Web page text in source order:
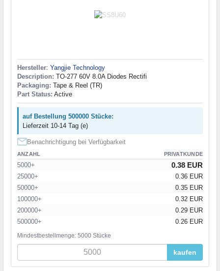
Hersteller: Yangjie Technology
Description: TO-277 60V 8.0A Diodes Rectifi
Packaging: Tape & Reel (TR)
Part Status: Active
auf Bestellung 500000 Stücke:
Lieferzeit 10-14 Tag (e)
Benachrichtigung bei Verfügbarkeit
ANZAHL PRIVATKUNDE
5000+ 0.38 EUR
25000+
0.36 EUR
50000+
0.35 EUR
100000+
0.32 EUR
200000+
0.29 EUR
500000+
0.26 EUR
Mindestbestellmenge: 5000 Stücke
kaufen